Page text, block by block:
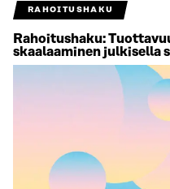
RAHOITUSHAKU
Rahoitushaku:
skaalaaminen julkisella